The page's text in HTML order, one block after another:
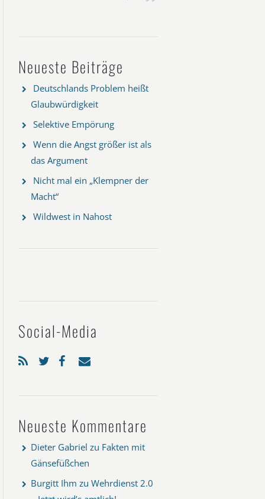
Neueste Beiträge
Deutschlands Problem heißt
Glaubwürdigkeit
Selektive Empörung
Wenn die Angst größer ist als
das Argument
Nicht mal ein „Klempner der
Macht“
Wildwest in Nahost
Social-Media
Neueste Kommentare
Dieter Gabriel zu Fakten mit
Gänsefüßchen
Burgitt Ihm zu Wehrdienst 2.0